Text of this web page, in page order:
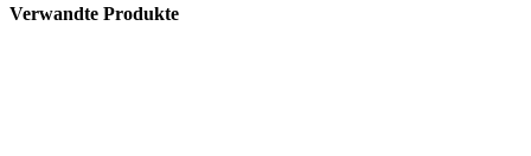
Verwandte Produkte